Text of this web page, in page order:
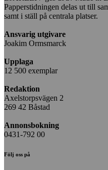
Papperstidningen delas ut till
samt i ställ på centrala platser.
Ansvarig utgivare
Joakim Ormsmarck
Upplaga
12 500 exemplar
Redaktion
Axelstorpsvägen 2
269 42 Båstad
Annonsbokning
0431-792 00
Följ oss på